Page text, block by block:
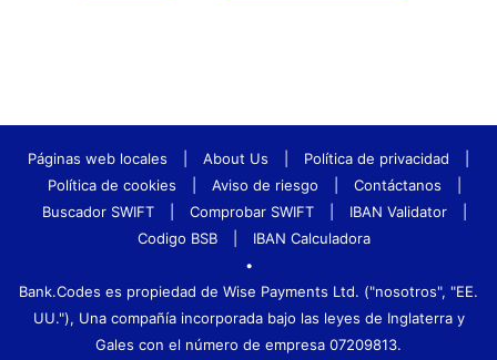
Páginas web locales About Us Política de privacidad
Política de cookies
Aviso de riesgo Contáctanos
Buscador SWIFT
Comprobar SWIFT IBAN Validator
Codigo BSB
IBAN Calculadora
•
Bank.Codes es propiedad de Wise Payments Ltd. ("nosotros", "EE.
UU."), Una compañía incorporada bajo las leyes de Inglaterra y
Gales con el número de empresa 07209813.